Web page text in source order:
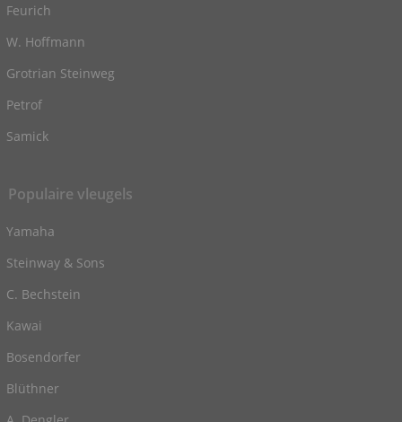
Feurich
W. Hoffmann
Grotrian Steinweg
Petrof
Samick
Populaire vleugels
Yamaha
Steinway & Sons
C. Bechstein
Kawai
Bosendorfer
Blüthner